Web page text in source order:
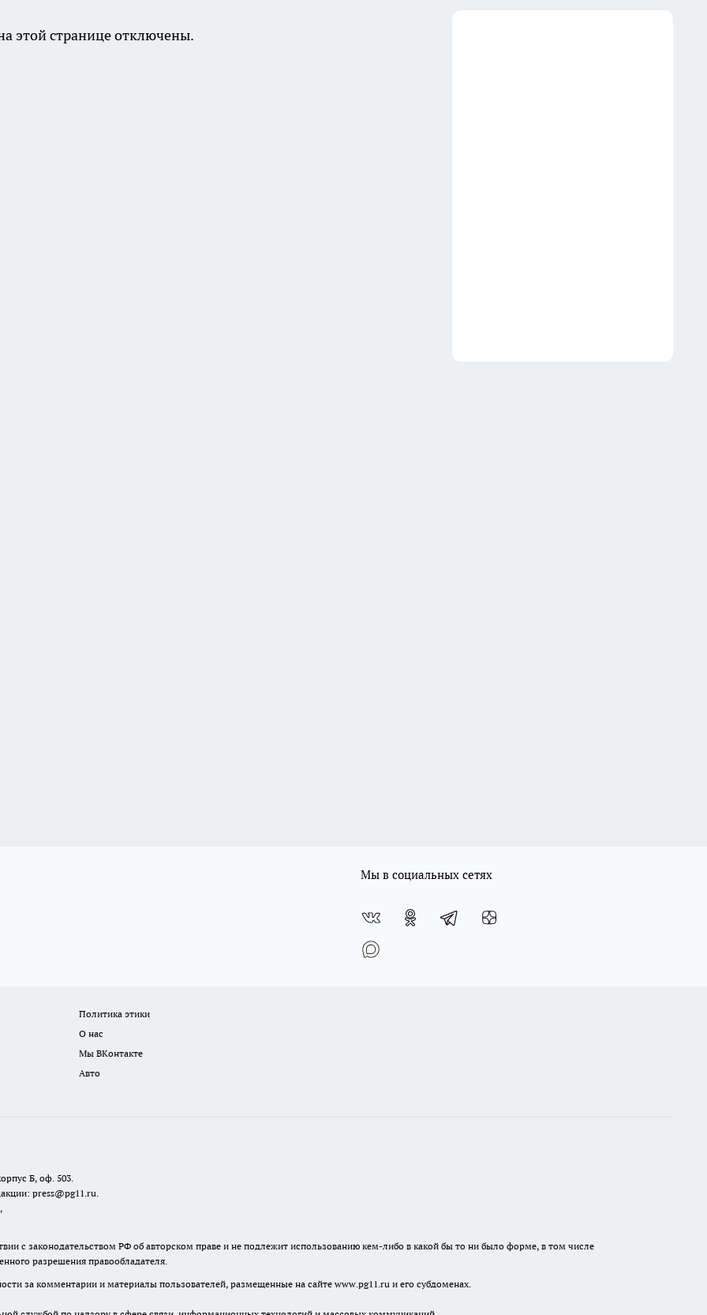
этой странице отключены.
Мы в социальных сетях
Политика этики
О нас
Мы ВКонтакте
Авто
Б, оф. 503.
press@pg11.ru.
с законодательством РФ об авторском праве и не подлежит использованию кем-либо в какой бы то ни было форме, в том числе
разрешения правообладателя.
за комментарии и материалы пользователей, размещенные на сайте www.pg11.ru и его субдоменах.